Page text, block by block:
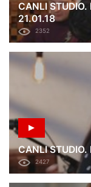
CANLI
21.01.18
2352
CANLI STUDIO.
2427